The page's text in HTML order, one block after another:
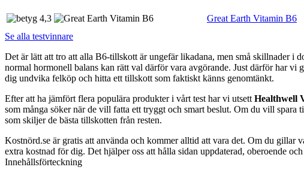
4,3 Great Earth Vitamin B6
Se alla testvinnare
Det är lätt att tro att alla B6-tillskott är ungefär likadana, men små skillnader i
normal hormonell balans kan rätt val därför vara avgörande. Just därför har
dig undvika felköp och hitta ett tillskott som faktiskt känns genomtänkt.
Efter att ha jämfört flera populära produkter i vårt test har vi utsett Healthwell
som många söker när de vill fatta ett tryggt och smart beslut. Om du vill
som skiljer de bästa tillskotten från resten.
Kostnörd.se är gratis att använda och kommer alltid att vara det. Om du gillar
extra kostnad för dig. Det hjälper oss att hålla sidan uppdaterad, oberoende
Innehållsförteckning